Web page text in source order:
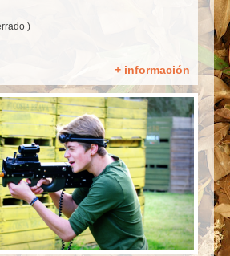
)
+ información